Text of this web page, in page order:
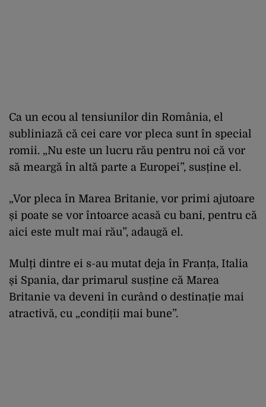
Ca un ecou al tensiunilor din România, el
subliniază că cei care vor pleca sunt în special
romii. „Nu este un lucru rău pentru noi că vor
să meargă în altă parte a Europei”, susține el.
„Vor pleca în Marea Britanie, vor primi ajutoare
și poate se vor întoarce acasă cu bani, pentru că
aici este mult mai rău”, adaugă el.
Mulți dintre ei s-au mutat deja în Franța, Italia
și Spania, dar primarul susține că Marea
Britanie va deveni în curând o destinație mai
atractivă, cu „condiții mai bune”.